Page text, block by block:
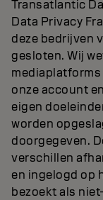
Transatlantic
Data Privacy
deze bedrijven
gesloten. Wij
mediaplatforms
onze account
eigen
worden
doorgegeven.
verschillen
en ingelogd op
bezoekt als